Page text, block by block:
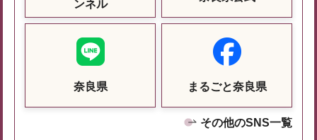
ンネル
奈良県 まるごと奈良県
その他のSNS一覧